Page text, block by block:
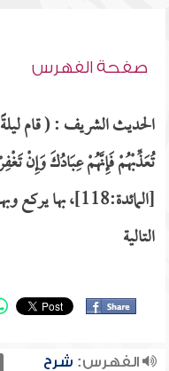
صفحة الفهرس
الحديث الشريف : ( قام
تُعَذِّبْهُمْ فَإِنَّهُمْ عِبَادُكَ وَإِنْ
[المائدة:118]،
التالية
الفهرس: شرح